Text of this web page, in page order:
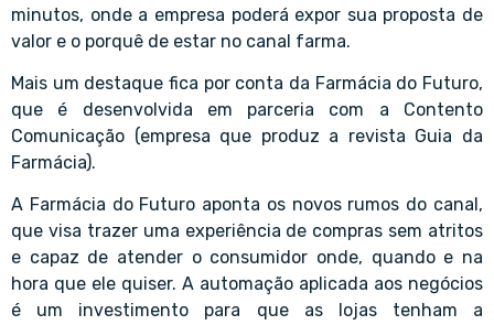
minutos, onde a empresa poderá expor sua proposta de
valor e o porquê de estar no canal farma.
Mais um destaque fica por conta da Farmácia do Futuro,
que é desenvolvida em parceria com a Contento
Comunicação (empresa que produz a revista Guia da
Farmácia).
A Farmácia do Futuro aponta os novos rumos do canal,
que visa trazer uma experiência de compras sem atritos
e capaz de atender o consumidor onde, quando e na
hora que ele quiser. A automação aplicada aos negócios
é um investimento para que as lojas tenham a